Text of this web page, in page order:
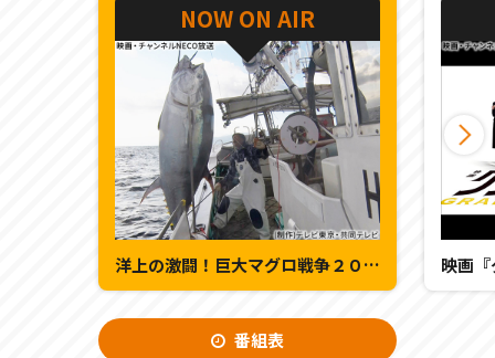
NOW ON AIR
洋上の激闘！巨大マグロ戦争２０２５ 映画
番組表